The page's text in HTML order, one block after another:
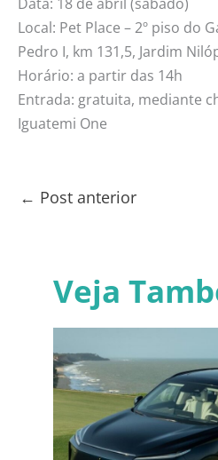
Local: Pet Place – 2º piso do
Pedro I, km 131,5, Jardim
Horário: a partir das 14h
Entrada: gratuita, mediante
Iguatemi One
← Post anterior
Veja